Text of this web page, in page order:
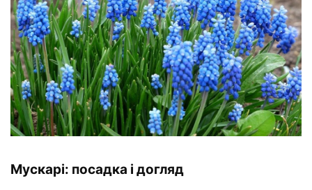
Мускарі: посадка і догляд